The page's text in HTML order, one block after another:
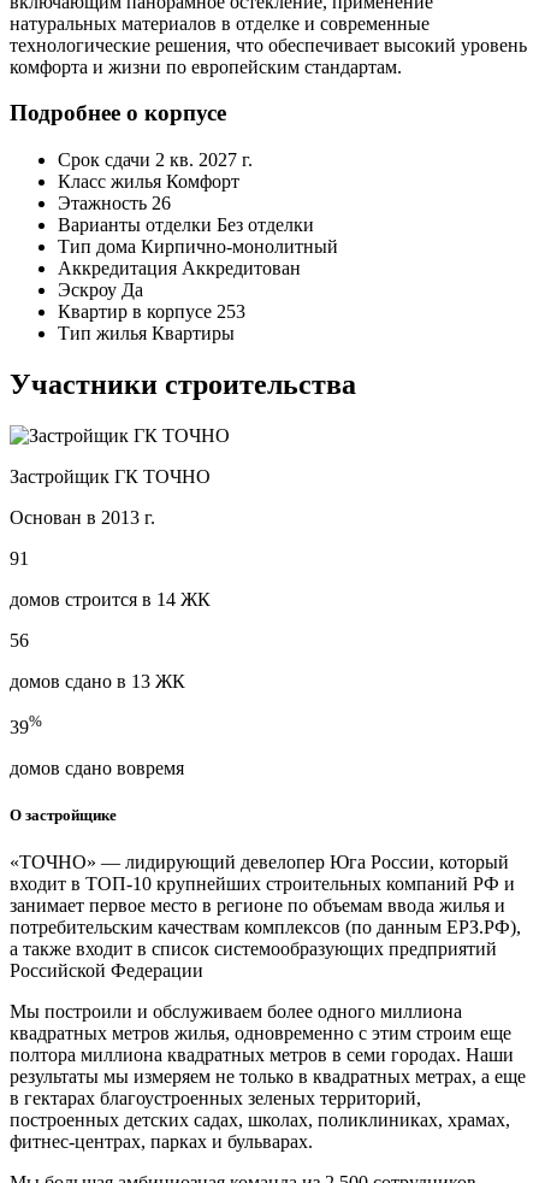
натуральных материалов в отделке и современные
технологические решения, что обеспечивает высокий уровень
комфорта и жизни по европейским стандартам.
Подробнее о корпусе
Срок сдачи 2 кв. 2027 г.
Класс жилья Комфорт
Этажность 26
Варианты отделки Без отделки
Тип дома Кирпично-монолитный
Аккредитация Аккредитован
Эскроу Да
Квартир в корпусе 253
Тип жилья Квартиры
Участники строительства
Застройщик ГК ТОЧНО
Основан в 2013 г.
91
домов строится в 14 ЖК
56
домов сдано в 13 ЖК
39%
домов сдано вовремя
О застройщике
«ТОЧНО» — лидирующий девелопер Юга России, который
входит в ТОП-10 крупнейших строительных компаний РФ и
занимает первое место в регионе по объемам ввода жилья и
потребительским качествам комплексов (по данным ЕРЗ.РФ),
а также входит в список системообразующих предприятий
Российской Федерации
Мы построили и обслуживаем более одного миллиона
квадратных метров жилья, одновременно с этим строим еще
полтора миллиона квадратных метров в семи городах. Наши
результаты мы измеряем не только в квадратных метрах, а еще
в гектарах благоустроенных зеленых территорий,
построенных детских садах, школах, поликлиниках, храмах,
фитнес-центрах, парках и бульварах.